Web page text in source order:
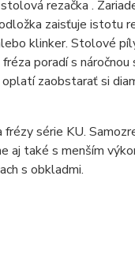
rezačka .
zaisťuje istotu
klinker. Stolové
poradí s
zaobstarať si
série KU.
také s menším
s obkladmi.